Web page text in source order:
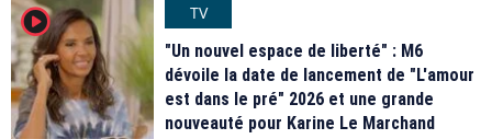
player2
TV
"Un nouvel espace de liberté" : M6
dévoile la date de lancement de "L'amour
est dans le pré" 2026 et une grande
nouveauté pour Karine Le Marchand